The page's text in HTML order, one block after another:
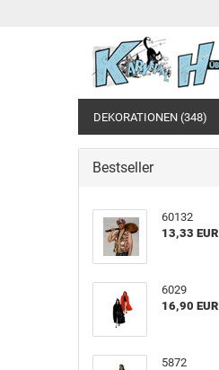
DEKORATIONEN (348)
Bestseller
60132
13,33 EUR
6029
16,90 EUR
5872